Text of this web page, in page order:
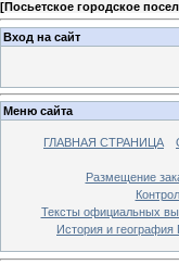
[Посьетское городское
Вход на сайт
Меню сайта
ГЛАВНАЯ СТРАНИЦА
Размещение
Тексты официальных
История и